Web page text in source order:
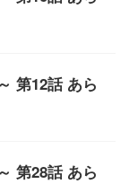
第12話 あら
第28話 あら